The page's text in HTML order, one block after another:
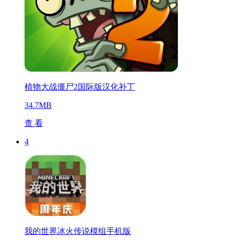
植物大战僵尸2国际版汉化补丁
34.7MB
查 看
4
我的世界冰火传说模组手机版